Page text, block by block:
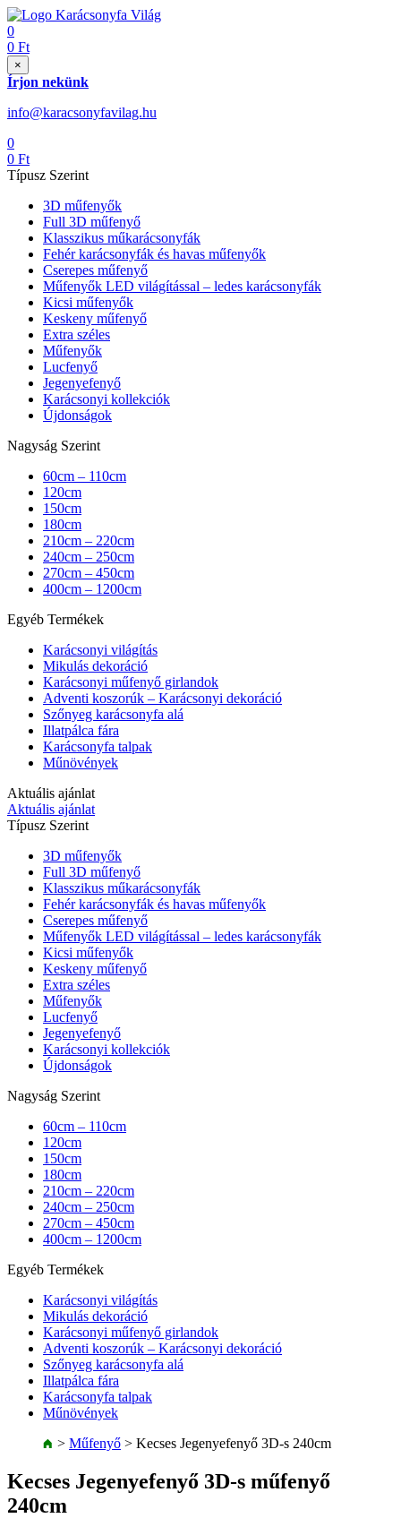
0
0 Ft
×
Írjon nekünk
info@karacsonyfavilag.hu
0
0 Ft
Típusz Szerint
3D műfenyők
Full 3D műfenyő
Klasszikus műkarácsonyfák
Fehér karácsonyfák és havas műfenyők
Cserepes műfenyő
Műfenyők LED világítással – ledes karácsonyfák
Kicsi műfenyők
Keskeny műfenyő
Extra széles
Műfenyők
Lucfenyő
Jegenyefenyő
Karácsonyi kollekciók
Újdonságok
Nagyság Szerint
60cm – 110cm
120cm
150cm
180cm
210cm – 220cm
240cm – 250cm
270cm – 450cm
400cm – 1200cm
Egyéb Termékek
Karácsonyi világítás
Mikulás dekoráció
Karácsonyi műfenyő girlandok
Adventi koszorúk – Karácsonyi dekoráció
Szőnyeg karácsonyfa alá
Illatpálca fára
Karácsonyfa talpak
Műnövények
Aktuális ajánlat
Aktuális ajánlat
Típusz Szerint
3D műfenyők
Full 3D műfenyő
Klasszikus műkarácsonyfák
Fehér karácsonyfák és havas műfenyők
Cserepes műfenyő
Műfenyők LED világítással – ledes karácsonyfák
Kicsi műfenyők
Keskeny műfenyő
Extra széles
Műfenyők
Lucfenyő
Jegenyefenyő
Karácsonyi kollekciók
Újdonságok
Nagyság Szerint
60cm – 110cm
120cm
150cm
180cm
210cm – 220cm
240cm – 250cm
270cm – 450cm
400cm – 1200cm
Egyéb Termékek
Karácsonyi világítás
Mikulás dekoráció
Karácsonyi műfenyő girlandok
Adventi koszorúk – Karácsonyi dekoráció
Szőnyeg karácsonyfa alá
Illatpálca fára
Karácsonyfa talpak
Műnövények
> Műfenyő > Kecses Jegenyefenyő 3D-s 240cm
Kecses Jegenyefenyő 3D-s műfenyő
240cm